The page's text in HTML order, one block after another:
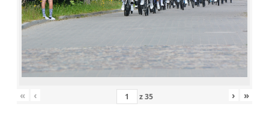
« ‹ z35 › »